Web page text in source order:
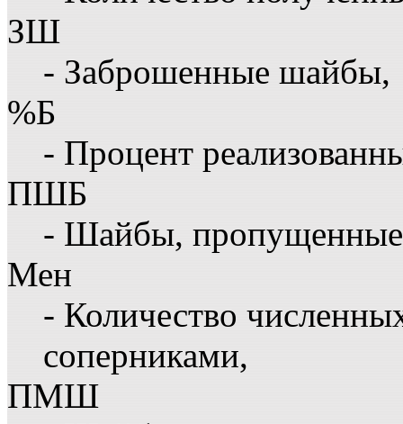
ЗШ
- Заброшенные шайбы,
%Б
- Процент
ПШБ
- Шайбы, пропущенные
Мен
- Количество
соперниками,
ПМШ